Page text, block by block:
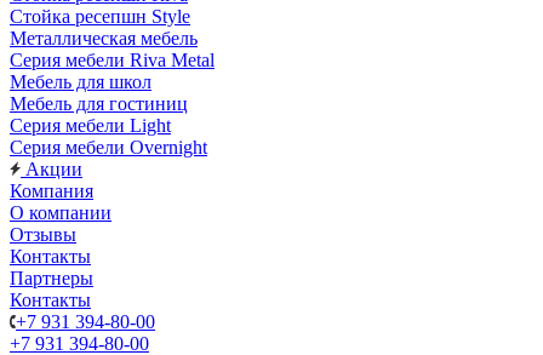
Стойка ресепшн Style
Металлическая мебель
Серия мебели Riva Metal
Мебель для школ
Мебель для гостиниц
Серия мебели Light
Серия мебели Overnight
Акции
Компания
О компании
Отзывы
Контакты
Партнеры
Контакты
+7 931 394-80-00
+7 931 394-80-00